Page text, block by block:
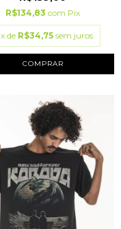
R$134,83 com Pix
x de R$34,75 sem juros
COMPRAR